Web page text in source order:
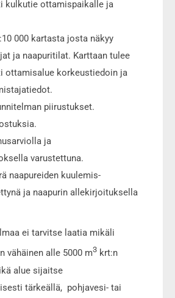
kulkutie ottamispaikalle ja
000 kartasta josta näkyy
ja naapuritilat. Karttaan tulee
ottamisalue korkeustiedoin ja
piirustukset.
ja
varustettuna.
naapureiden kuulemis-
ja naapurin allekirjoituksella
ei tarvitse laatia mikäli
vähäinen alle 5000 m3 krt:n
alue sijaitse
tärkeällä, pohjavesi- tai